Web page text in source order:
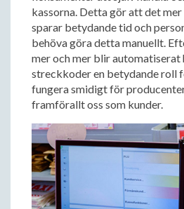
kassorna. Detta gör att det
sparar betydande tid och
behöva göra detta manuellt.
mer och mer blir automatiserat
streckkoder en betydande roll
fungera smidigt för
framförallt oss som kunder.